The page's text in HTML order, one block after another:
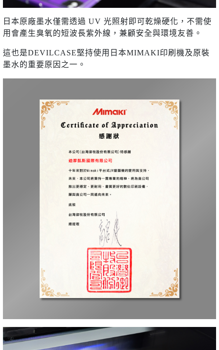
日本原廠墨水僅需透過 UV 光照射即可乾燥硬化，不需使
用會產生臭氧的短波長紫外線，兼顧安全與環境友善。
這也是DEVILCASE堅持使用日本MIMAKI印刷機及原裝
墨水的重要原因之一。